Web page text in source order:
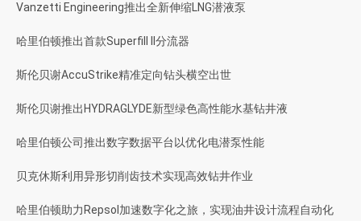
Vanzetti Engineering推出全新伸缩LNG潜液泵
哈里伯顿推出首款Superfill II分流器
斯伦贝谢AccuStrike精准定向钻头横空出世
斯伦贝谢推出HYDRAGLYDE新型绿色高性能水基钻井液
哈里伯顿公司推出数字数据平台以优化电潜泵性能
贝克休斯利用异形切削齿技术实现高效钻井作业
哈里伯顿助力Repsol加速数字化之旅，实现油井设计流程自动化